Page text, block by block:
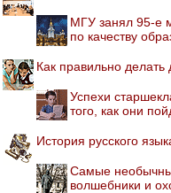
МГУ занял 95-е
по качеству
Как правильно
Успехи
того, как они
История русского
Самые
волшебники и